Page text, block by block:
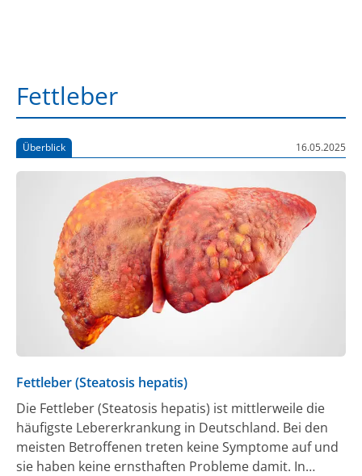
Fettleber
Überblick 16.05.2025
Fettleber (Steatosis hepatis)
Die Fettleber (Steatosis hepatis) ist mittlerweile die
häufigste Lebererkrankung in Deutschland. Bei den
meisten Betroffenen treten keine Symptome auf und
sie haben keine ernsthaften Probleme damit. In